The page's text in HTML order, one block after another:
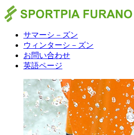
サマーシ－ズン
ウィンターシ－ズン
お問い合わせ
英語ページ